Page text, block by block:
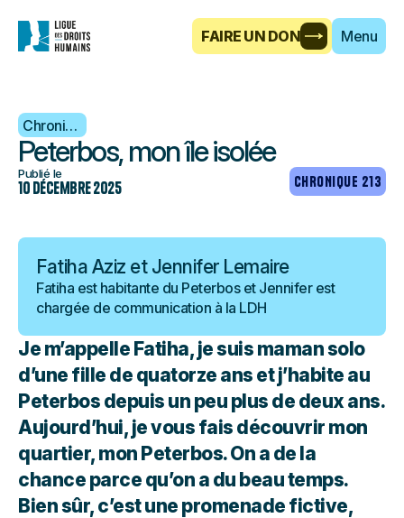
FAIRE UN DON Menu
Chronique
Peterbos, mon île isolée
Publié le
10 décembre 2025 CHRONIQUE 213
Fatiha Aziz et Jennifer Lemaire
Fatiha est habitante du Peterbos et Jennifer est
chargée de communication à la LDH
Je m’appelle Fatiha, je suis maman solo
d’une fille de quatorze ans et j’habite au
Peterbos depuis un peu plus de deux ans.
Aujourd’hui, je vous fais découvrir mon
quartier, mon Peterbos. On a de la
chance parce qu’on a du beau temps.
Bien sûr, c’est une promenade fictive,